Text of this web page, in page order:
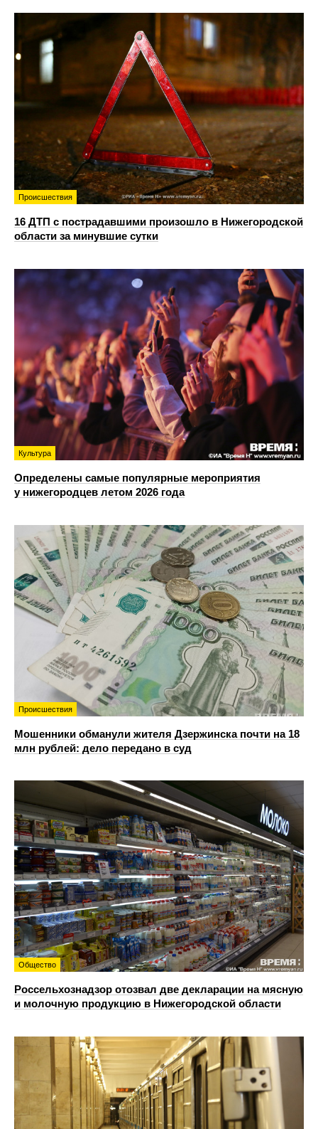
Происшествия
16 ДТП с пострадавшими произошло в Нижегородской
области за минувшие сутки
Культура
Определены самые популярные мероприятия
у нижегородцев летом 2026 года
Происшествия
Мошенники обманули жителя Дзержинска почти на 18
млн рублей: дело передано в суд
Общество
Россельхознадзор отозвал две декларации на мясную
и молочную продукцию в Нижегородской области